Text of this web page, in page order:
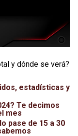
y dónde se verá?
estadísticas y
Te decimos
mes
pase de 15 a 30